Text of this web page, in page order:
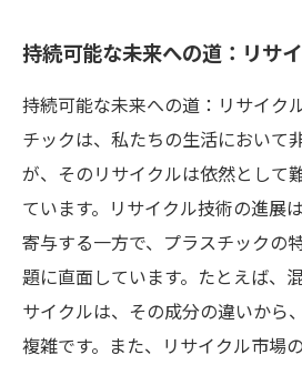
持続可能な未来への道：リサ
持続可能な未来への道：リサイク
チックは、私たちの生活において
が、そのリサイクルは依然として
ています。リサイクル技術の進展
寄与する一方で、プラスチックの
題に直面しています。たとえば、
サイクルは、その成分の違いから
複雑です。また、リサイクル市場